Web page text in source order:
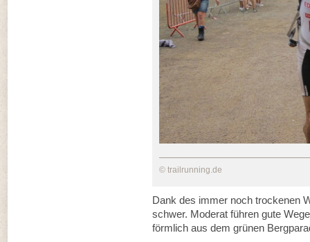
© trailrunning.de
Dank des immer noch trockenen
schwer. Moderat führen gute
förmlich aus dem grünen